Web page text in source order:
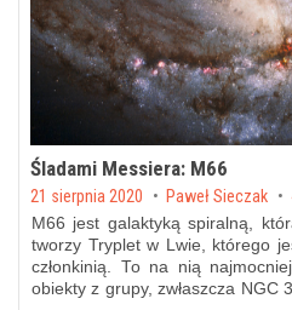
Śladami Messiera: M66
Posted on
21 sierpnia 2020 byPaweł Sieczak
M66 jest galaktyką spiralną,
tworzy Tryplet w Lwie, którego
członkinią. To na nią
obiekty z grupy, zwłaszcza NGC